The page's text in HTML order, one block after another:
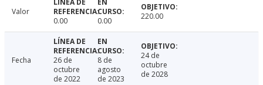
Valor
0.00
0.00 220.00
Fecha
26 de
octubre
de 2022
8 de
agosto
de 2023
24 de
octubre
de 2028